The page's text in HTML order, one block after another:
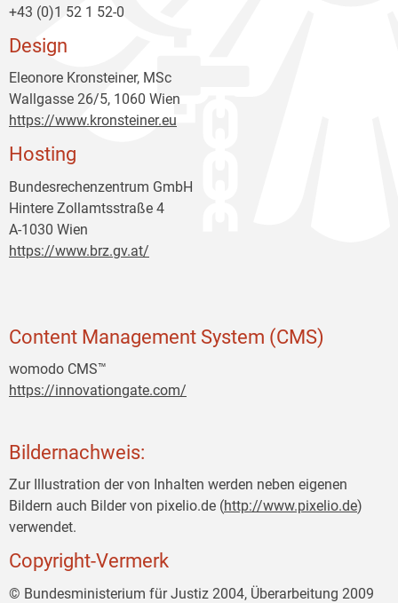
+43 (0)1 52 1 52-0
Design
Eleonore Kronsteiner, MSc
Wallgasse 26/5, 1060 Wien
https://www.kronsteiner.eu
Hosting
Bundesrechenzentrum GmbH
Hintere Zollamtsstraße 4
A-1030 Wien
https://www.brz.gv.at/
Content Management System (CMS)
womodo CMS™
https://innovationgate.com/
Bildernachweis:
Zur Illustration der von Inhalten werden neben eigenen
Bildern auch Bilder von pixelio.de (http://www.pixelio.de)
verwendet.
Copyright-Vermerk
© Bundesministerium für Justiz 2004, Überarbeitung 2009